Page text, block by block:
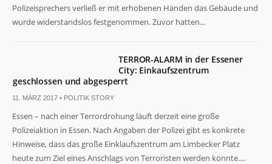
Polizeisprechers verließ er mit erhobenen Händen das Gebäude und
wurde widerstandslos festgenommen. Zuvor hatten...
TERROR-ALARM in der Essener
City: Einkaufszentrum
geschlossen und abgesperrt
11. MÄRZ 2017 • POLITIK STORY
Essen – nach einer Terrordrohung läuft derzeit eine große
Polizeiaktion in Essen. Nach Angaben der Polizei gibt es konkrete
Hinweise, dass das große Einklaufszentrum am Limbecker Platz
heute zum Ziel eines Anschlags von Terroristen werden könnte....
Cookies
optional. Sie
benötigt,
damit die
Website
funktioniert.